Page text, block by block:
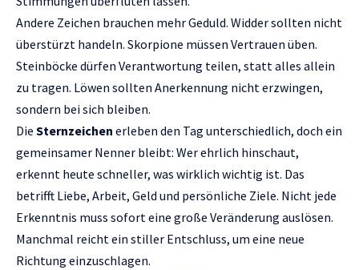
Andere Zeichen brauchen mehr Geduld. Widder sollten nicht
überstürzt handeln. Skorpione müssen Vertrauen üben.
Steinböcke dürfen Verantwortung teilen, statt alles allein
zu tragen. Löwen sollten Anerkennung nicht erzwingen,
sondern bei sich bleiben.
Die Sternzeichen erleben den Tag unterschiedlich, doch ein
gemeinsamer Nenner bleibt: Wer ehrlich hinschaut,
erkennt heute schneller, was wirklich wichtig ist. Das
betrifft Liebe, Arbeit, Geld und persönliche Ziele. Nicht jede
Erkenntnis muss sofort eine große Veränderung auslösen.
Manchmal reicht ein stiller Entschluss, um eine neue
Richtung einzuschlagen.